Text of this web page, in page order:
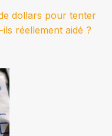
dollars pour tenter
ils réellement aidé ?